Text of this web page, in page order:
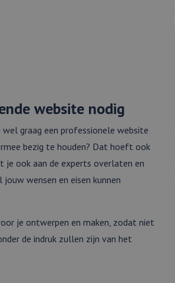
website nodig
wel graag een professionele website
bezig te houden? Dat hoeft ook
je ook aan de experts overlaten en
wensen en eisen kunnen
je ontwerpen en maken, zodat niet
de indruk zullen zijn van het